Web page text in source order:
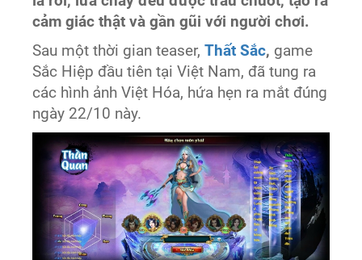
cảm giác thật và gần gũi với người chơi.
Sau một thời gian teaser,Thất Sắc, game
Sắc Hiệp đầu tiên tại Việt Nam, đã tung ra
các hình ảnh Việt Hóa, hứa hẹn ra mắt đúng
ngày 22/10 này.